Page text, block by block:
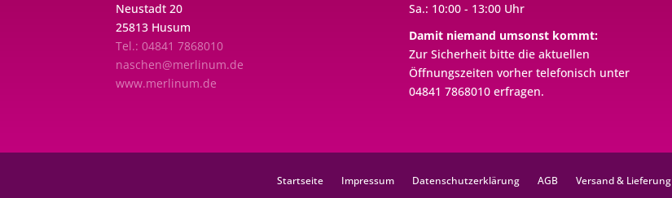
Neustadt 20
25813 Husum
Tel.: 04841 7868010
naschen@merlinum.de
www.merlinum.de
Sa.: 10:00 - 13:00 Uhr
Damit niemand umsonst kommt:
Zur Sicherheit bitte die aktuellen
Öffnungszeiten vorher telefonisch unter
04841 7868010 erfragen.
Startseite Impressum Datenschutzerklärung AGB Versand & Lieferung